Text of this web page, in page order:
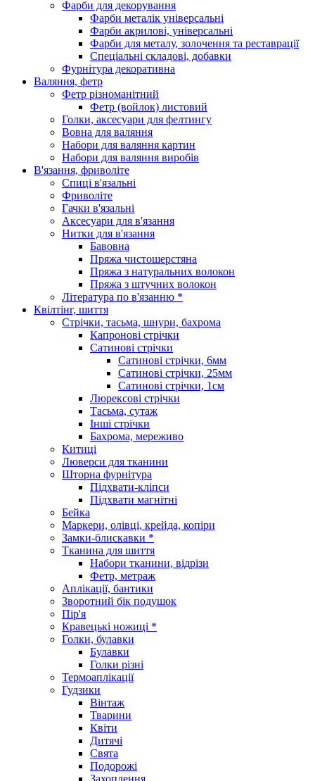
Фарби для декорування
Фарби металік універсальні
Фарби акрилові, універсальні
Фарби для металу, золочення та реставрації
Спеціальні складові, добавки
Фурнітура декоративна
Валяння, фетр
Фетр різноманітний
Фетр (войлок) листовий
Голки, аксесуари для фелтингу
Вовна для валяння
Набори для валяння картин
Набори для валяння виробів
В'язання, фриволіте
Спиці в'язальні
Фриволіте
Гачки в'язальні
Аксесуари для в'язання
Нитки для в'язання
Бавовна
Пряжа чистошерстяна
Пряжа з натуральних волокон
Пряжа з штучних волокон
Література по в'язанню *
Квілтінг, шиття
Стрічки, тасьма, шнури, бахрома
Капронові стрічки
Сатинові стрічки
Сатинові стрічки, 6мм
Сатинові стрічки, 25мм
Сатинові стрічки, 1см
Люрексові стрічки
Тасьма, сутаж
Інші стрічки
Бахрома, мереживо
Китиці
Люверси для тканини
Шторна фурнітура
Підхвати-кліпси
Підхвати магнітні
Бейка
Маркери, олівці, крейда, копіри
Замки-блискавки *
Тканина для шиття
Набори тканини, відрізи
Фетр, метраж
Аплікації, бантики
Зворотний бік подушок
Пір'я
Кравецькі ножиці *
Голки, булавки
Булавки
Голки різні
Термоаплікації
Гудзики
Вінтаж
Тварини
Квіти
Дитячі
Свята
Подорожі
Захоплення